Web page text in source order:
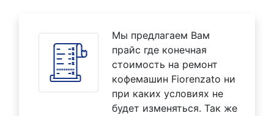
Мы предлагаем Вам
прайс где конечная
стоимость на ремонт
кофемашин Fiorenzato ни
при каких условиях не
будет изменяться. Так же